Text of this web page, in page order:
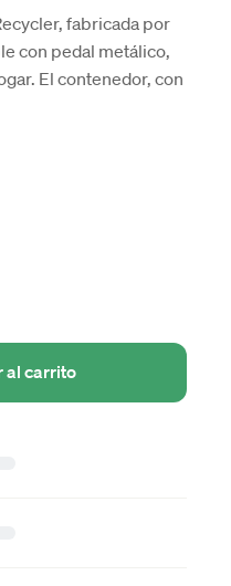
fabricada por
con pedal metálico,
El contenedor, con
al carrito